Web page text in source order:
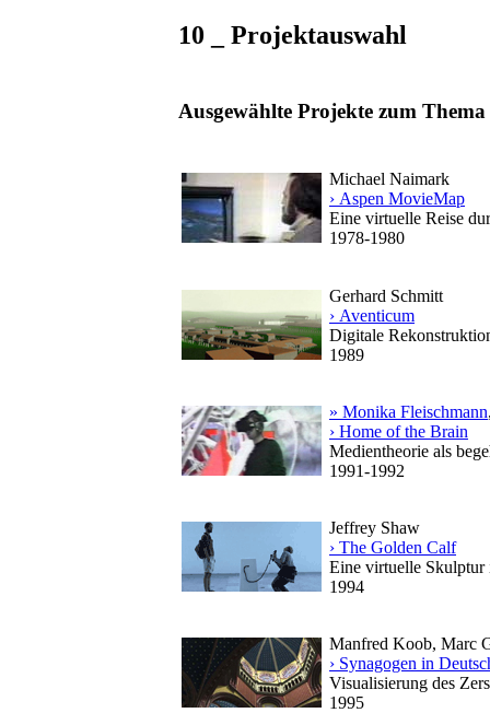
10 _ Projektauswahl
Ausgewählte Projekte zum
Michael Naimark
› Aspen MovieMap
Eine virtuelle Reise
1978-1980
Gerhard Schmitt
› Aventicum
Digitale
1989
» Monika Fleischmann
› Home of the Brain
Medientheorie als
1991-1992
Jeffrey Shaw
› The Golden Calf
Eine virtuelle Skulptur
1994
Manfred Koob, Marc
› Synagogen in
Visualisierung des
1995